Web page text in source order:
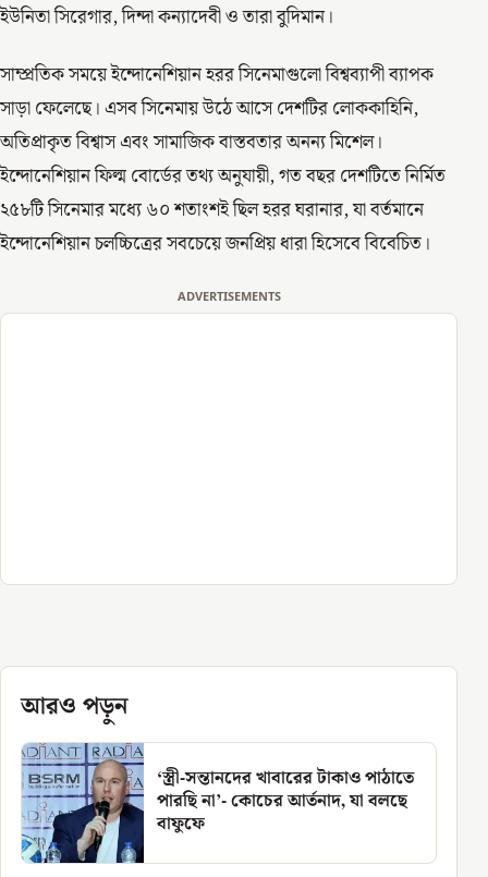
ইউনিতা সিরেগার, দিন্দা কন্যাদেবী ও তারা বুদিমান।
সাম্প্রতিক সময়ে ইন্দোনেশিয়ান হরর সিনেমাগুলো বিশ্বব্যাপী ব্যাপক
সাড়া ফেলেছে। এসব সিনেমায় উঠে আসে দেশটির লোককাহিনি,
অতিপ্রাকৃত বিশ্বাস এবং সামাজিক বাস্তবতার অনন্য মিশেল।
ইন্দোনেশিয়ান ফিল্ম বোর্ডের তথ্য অনুযায়ী, গত বছর দেশটিতে নির্মিত
২৫৮টি সিনেমার মধ্যে ৬০ শতাংশই ছিল হরর ঘরানার, যা বর্তমানে
ইন্দোনেশিয়ান চলচ্চিত্রের সবচেয়ে জনপ্রিয় ধারা হিসেবে বিবেচিত।
ADVERTISEMENTS
আরও পড়ুন
‘স্ত্রী-সন্তানদের খাবারের টাকাও পাঠাতে
পারছি না’- কোচের আর্তনাদ, যা বলছে
বাফুফে